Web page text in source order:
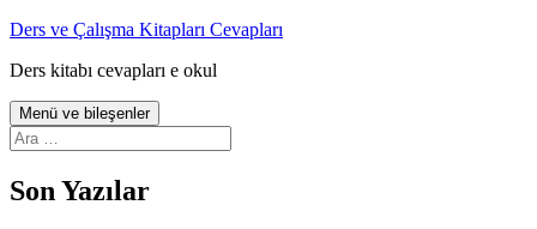
İçeriğe
Ders ve Çalışma Kitapları Cevapları
Ders kitabı cevapları e okul
Menü ve bileşenler
Arama:
Son Yazılar